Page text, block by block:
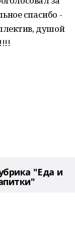
спасибо -
душой
"Еда и